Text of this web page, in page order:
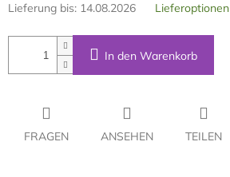
Lieferung bis: 14.08.2026 Lieferoptionen
In den Warenkorb
FRAGEN ANSEHEN TEILEN